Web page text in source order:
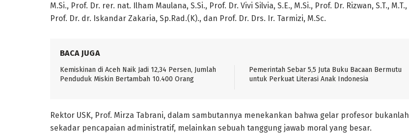
M.Si., Prof. Dr. rer. nat. Ilham Maulana, S.Si., Prof. Dr. Vivi Silvia, S.E., M.Si., Prof. Dr. Rizwan, S.T., M.T.,
Prof. Dr. dr. Iskandar Zakaria, Sp.Rad.(K)., dan Prof. Dr. Drs. Ir. Tarmizi, M.Sc.
BACA JUGA
Kemiskinan di Aceh Naik Jadi 12,34 Persen, Jumlah
Penduduk Miskin Bertambah 10.400 Orang
Pemerintah Sebar 5,5 Juta Buku Bacaan Bermutu
untuk Perkuat Literasi Anak Indonesia
Rektor USK, Prof. Mirza Tabrani, dalam sambutannya menekankan bahwa gelar profesor bukanlah
sekadar pencapaian administratif, melainkan sebuah tanggung jawab moral yang besar.